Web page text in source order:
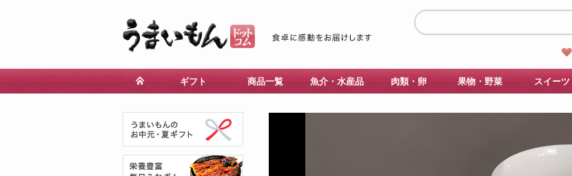
ギフト 商品一覧 魚介・水産品 肉類・卵 果物・野菜 スイーツ